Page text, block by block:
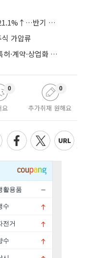
보령, 상반기 영업익 440억, 전년比 21.1%↑…반기 역대 최대
가압류
알테오젠, 올해만 1.8조 기술수출…특허·계약·상업화 ‘삼박자’
요
0
추가취재 원해요
0